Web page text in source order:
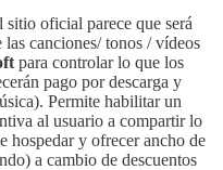
sitio oficial parece que será
canciones/ tonos / vídeos
para controlar lo que los
pago por descarga y
Permite habilitar un
al usuario a compartir lo
hospedar y ofrecer ancho de
a cambio de descuentos